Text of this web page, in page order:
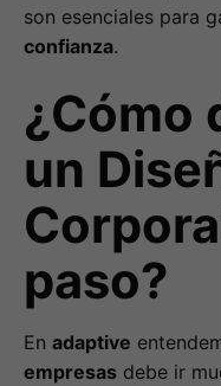
son esenciales para
confianza.
¿Cómo
un
paso?
En adaptive
empresas debe ir